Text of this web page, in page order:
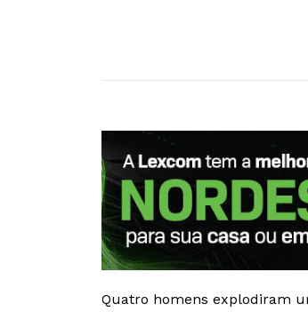
Quatro homens explodiram